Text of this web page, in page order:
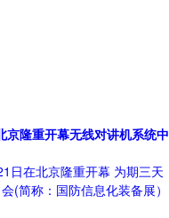
隆重开幕无线对讲机系统中
日在北京隆重开幕 为期三天
(简称：国防信息化装备展）